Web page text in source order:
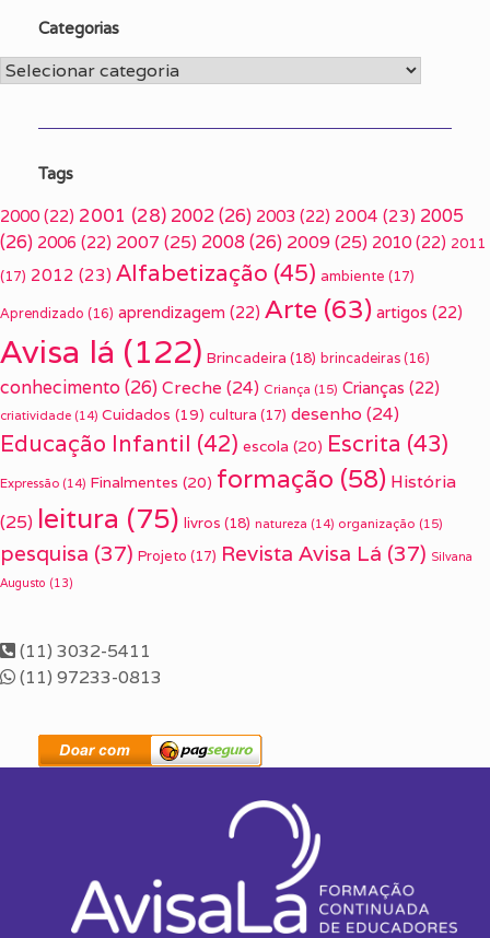
Categorias
Categorias
Tags
2000 (22) 2001 (28) 2002(26) 2003 (22) 2004 (23) 2005
(26) 2006 (22) 2007 (25) 2008(26) 2009(25) 2010 (22) 2011
(17) 2012 (23) Alfabetização (45) ambiente (17)
Aprendizado (16) aprendizagem (22) Arte (63) artigos (22)
Avisa lá (122) Brincadeira (18) brincadeiras (16)
conhecimento(26) Creche (24) Criança (15) Crianças (22)
criatividade (14) Cuidados (19) cultura (17) desenho (24)
Educação Infantil (42) escola (20) Escrita (43)
Expressão (14) Finalmentes (20) formação (58) História
(25) leitura (75) livros (18) natureza (14) organização (15)
pesquisa (37) Projeto (17) Revista Avisa Lá (37) Silvana
Augusto (13)
(11) 3032-5411
(11) 97233-0813